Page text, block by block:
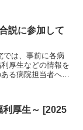
説に参加して
厚生などの情報を
る病院担当者への
利厚生～ [2025